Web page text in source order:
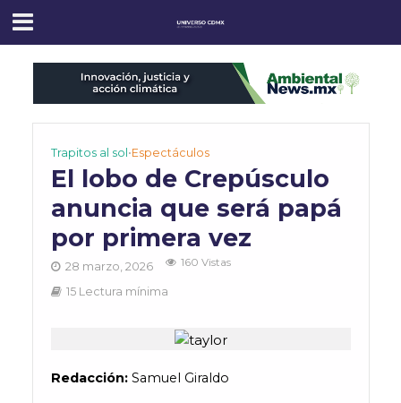
Trapitos al sol •Espectáculos
El lobo de Crepúsculo
anuncia que será papá
por primera vez
28 marzo, 2026 160 Vistas
15 Lectura mínima
Redacción:Samuel Giraldo